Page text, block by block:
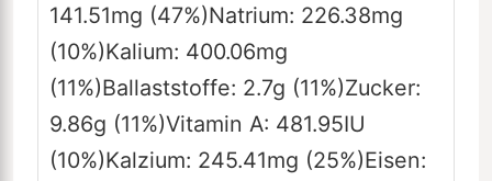
141.51mg (47%)Natrium: 226.38mg
(10%)Kalium: 400.06mg
(11%)Ballaststoffe: 2.7g (11%)Zucker:
9.86g (11%)Vitamin A: 481.95IU
(10%)Kalzium: 245.41mg (25%)Eisen: